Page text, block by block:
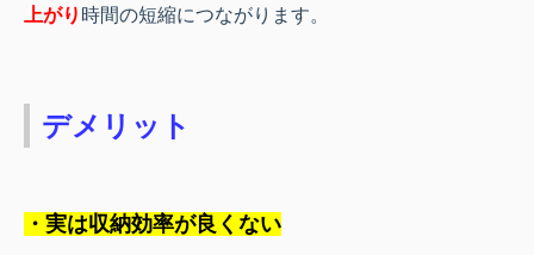
上がり 時間の短縮につながります。
デメリット
・実は収納効率が良くない